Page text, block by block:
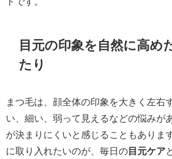
目元の印象を自然に高め
たり
まつ毛は、顔全体の印象を大きく左右
い、細い、弱って見えるなどの悩みが
が決まりにくいと感じることもありま
に取り入れたいのが、毎日の 目元ケア